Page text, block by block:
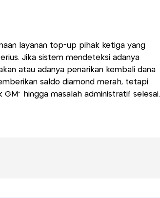
layanan top-up pihak ketiga yang
Jika sistem mendeteksi adanya
atau adanya penarikan kembali dana
saldo diamond merah, tetapi
hingga masalah administratif selesai.